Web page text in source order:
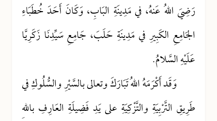
رَضِيَ اللهُ عَنهُ، في مَدِينَةِ البَابِ، وَكَانَ أَحَدَ خُطَبَاءِ
الجَامِعِ الكَبِيرِ في مَدِينَةِ حَلَبَ، جَامِعِ سَيِّدِنَا زَكَرِيَّا
عَلَيْهِ السَّلامُ.
وَقَد أَكْرَمَهُ اللهُ تَبَارَكَ وتعالى بالسَّيْرِ والسُّلُوكِ في
طَرِيقِ التَّرْبِيَةِ والتَّزْكِيَةِ على يَدِ فَضِيلَةِ العَارِفِ باللهِ